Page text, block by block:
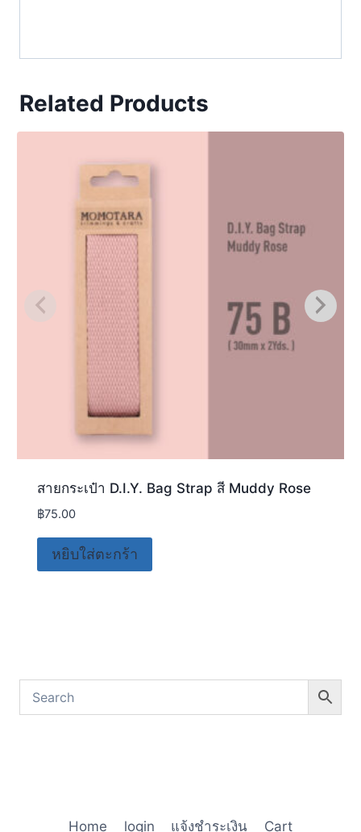
Related Products
สายกระเป๋า D.I.Y. Bag Strap สี Muddy Rose
฿75.00
หยิบใส่ตะกร้า
Home login แจ้งชำระเงิน Cart